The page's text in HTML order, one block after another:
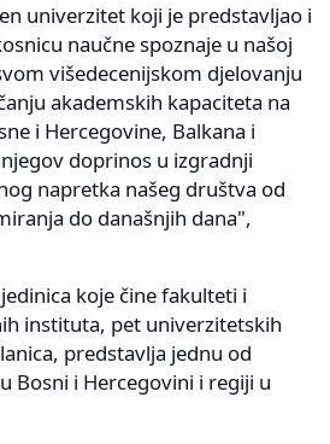
univerzitet koji je predstavljao i
naučne spoznaje u našoj
višedecenijskom djelovanju
akademskih kapaciteta na
i Hercegovine, Balkana i
doprinos u izgradnji
napretka našeg društva od
do današnjih dana",
koje čine fakulteti i
instituta, pet univerzitetskih
predstavlja jednu od
Bosni i Hercegovini i regiji u